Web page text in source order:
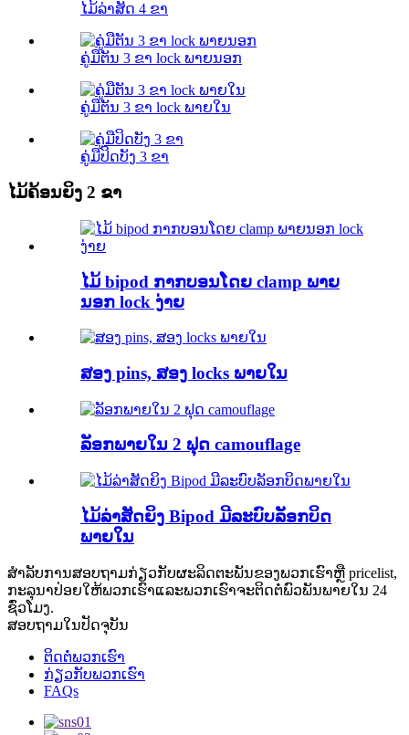
ໄມ້ລ່າສັດ 4 ຂາ
ຄູ່ມືຕັນ 3 ຂາ lock ພາຍນອກ
ຄູ່ມືຕັນ 3 ຂາ lock ພາຍໃນ
ຄູ່ມືປິດບັງ 3 ຂາ
ໄມ້ຄ້ອນຍິງ 2 ຂາ
ໄມ້ bipod ກາກບອນໂດຍ clamp ພາຍ
ນອກ lock ງ່າຍ
ສອງ pins, ສອງ locks ພາຍໃນ
ລັອກພາຍໃນ 2 ຟຸດ camouflage
ໄມ້ລ່າສັດຍິງ Bipod ມີລະບົບລັອກບິດ
ພາຍໃນ
ສໍາ​ລັບ​ການ​ສອບ​ຖາມ​ກ່ຽວ​ກັບ​ຜະ​ລິດ​ຕະ​ພັນ​ຂອງ​ພວກ​ເຮົາ​ຫຼື pricelist​,
ກະ​ລຸ​ນາ​ປ່ອຍ​ໃຫ້​ພວກ​ເຮົາ​ແລະ​ພວກ​ເຮົາ​ຈະ​ຕິດ​ຕໍ່​ພົວ​ພັນ​ພາຍ​ໃນ 24
ຊົ່ວ​ໂມງ​.
ສອບ​ຖາມ​ໃນ​ປັດ​ຈຸ​ບັນ​
ຕິດຕໍ່ພວກເຮົາ
ກ່ຽວກັບພວກເຮົາ
FAQs